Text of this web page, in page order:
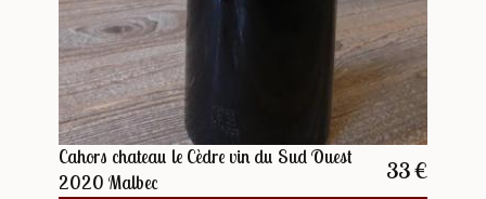
Cahors chateau le Cèdre vin du Sud Ouest
2020 Malbec
33 €